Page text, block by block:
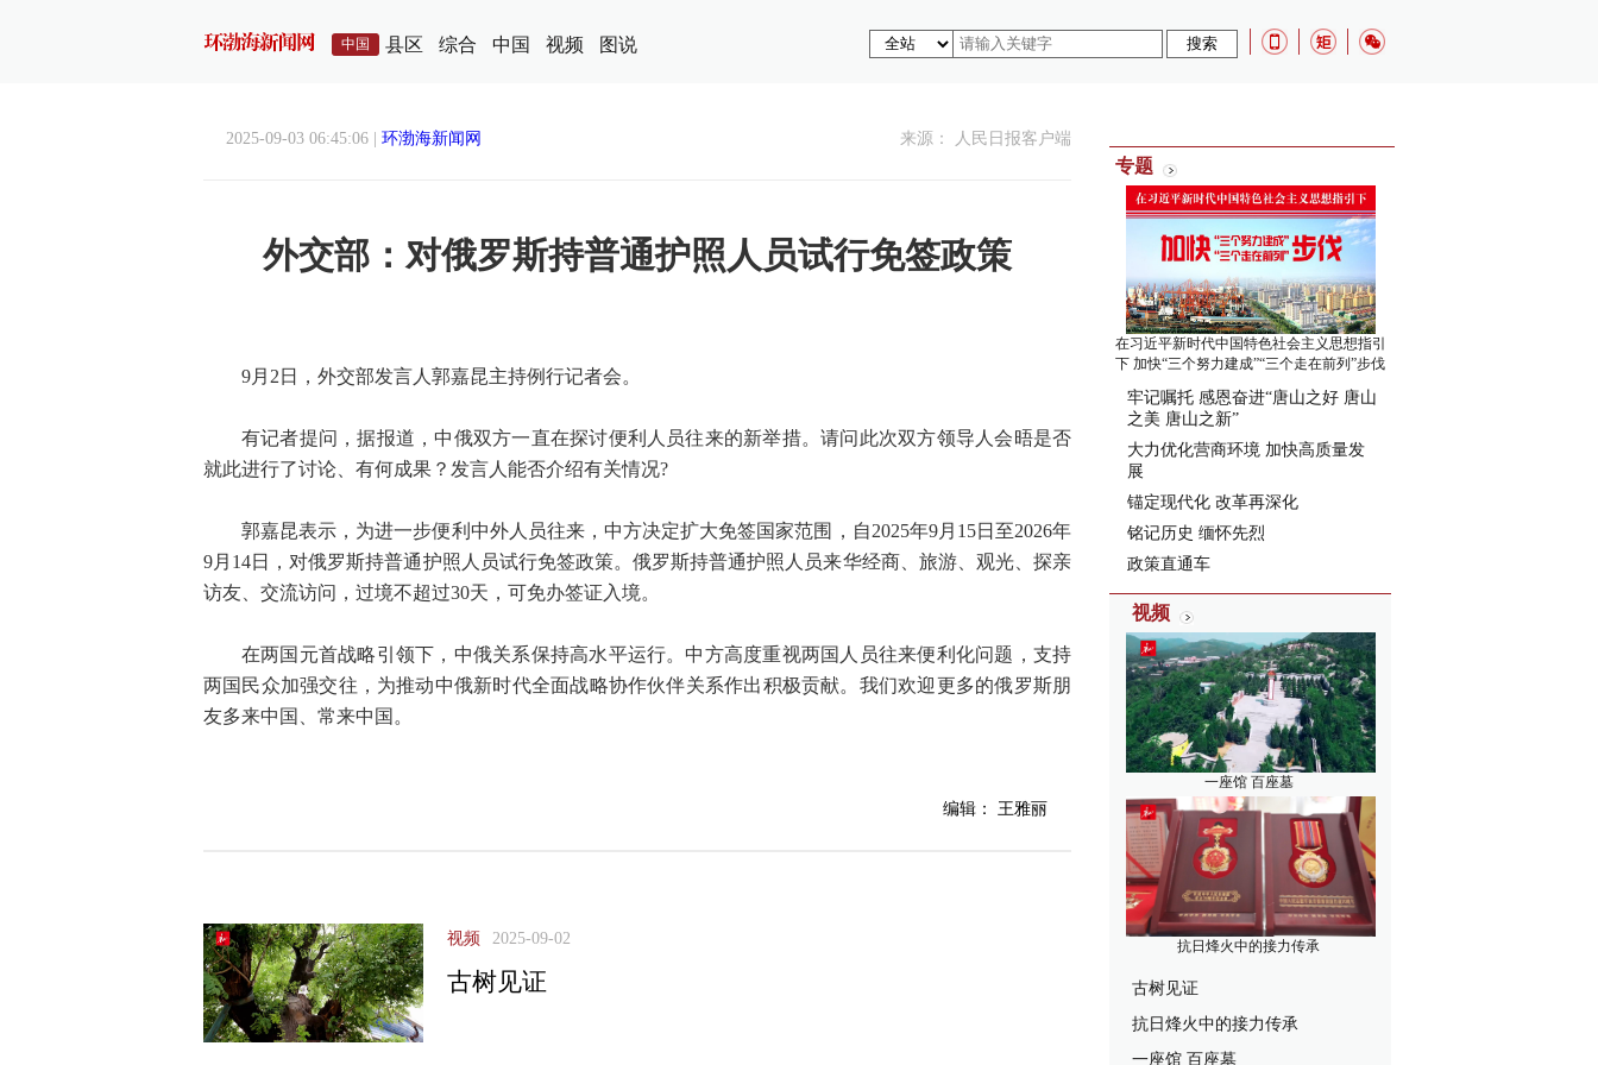
中国 县区 综合 中国 视频 图说
2025-09-03 06:45:06 | 环渤海新闻网 来源： 人民日报客户端
外交部：对俄罗斯持普通护照人员试行免签政策
9月2日，外交部发言人郭嘉昆主持例行记者会。
有记者提问，据报道，中俄双方一直在探讨便利人员往来的新举措。请问此次双方领导人会晤是否
就此进行了讨论、有何成果？发言人能否介绍有关情况?
郭嘉昆表示，为进一步便利中外人员往来，中方决定扩大免签国家范围，自2025年9月15日至2026年
9月14日，对俄罗斯持普通护照人员试行免签政策。俄罗斯持普通护照人员来华经商、旅游、观光、探亲
访友、交流访问，过境不超过30天，可免办签证入境。
在两国元首战略引领下，中俄关系保持高水平运行。中方高度重视两国人员往来便利化问题，支持
两国民众加强交往，为推动中俄新时代全面战略协作伙伴关系作出积极贡献。我们欢迎更多的俄罗斯朋
友多来中国、常来中国。
编辑： 王雅丽
视频 2025-09-02
古树见证
专题
在习近平新时代中国特色社会主义思想指引
下 加快“三个努力建成”“三个走在前列”步伐
牢记嘱托 感恩奋进“唐山之好 唐山
之美 唐山之新”
大力优化营商环境 加快高质量发
展
锚定现代化 改革再深化
铭记历史 缅怀先烈
政策直通车
视频
一座馆 百座墓
抗日烽火中的接力传承
古树见证
抗日烽火中的接力传承
一座馆 百座墓